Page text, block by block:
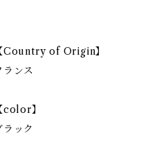
【Country of Origin】
ランス
【color】
ラック